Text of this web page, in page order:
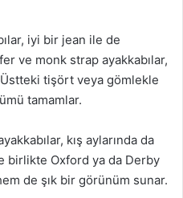
iyi bir jean ile de
ve monk strap ayakkabılar,
tişört veya gömlekle
tamamlar.
kış aylarında da
birlikte Oxford ya da Derby
de şık bir görünüm sunar.